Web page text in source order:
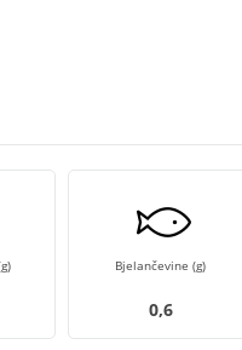
Bjelančevine (g)
0,6